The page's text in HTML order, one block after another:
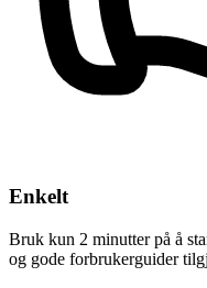
Enkelt
Bruk kun 2 minutter på å
og gode forbrukerguider